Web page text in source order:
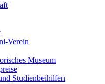
Verein
Museum
Studienbeihilfen